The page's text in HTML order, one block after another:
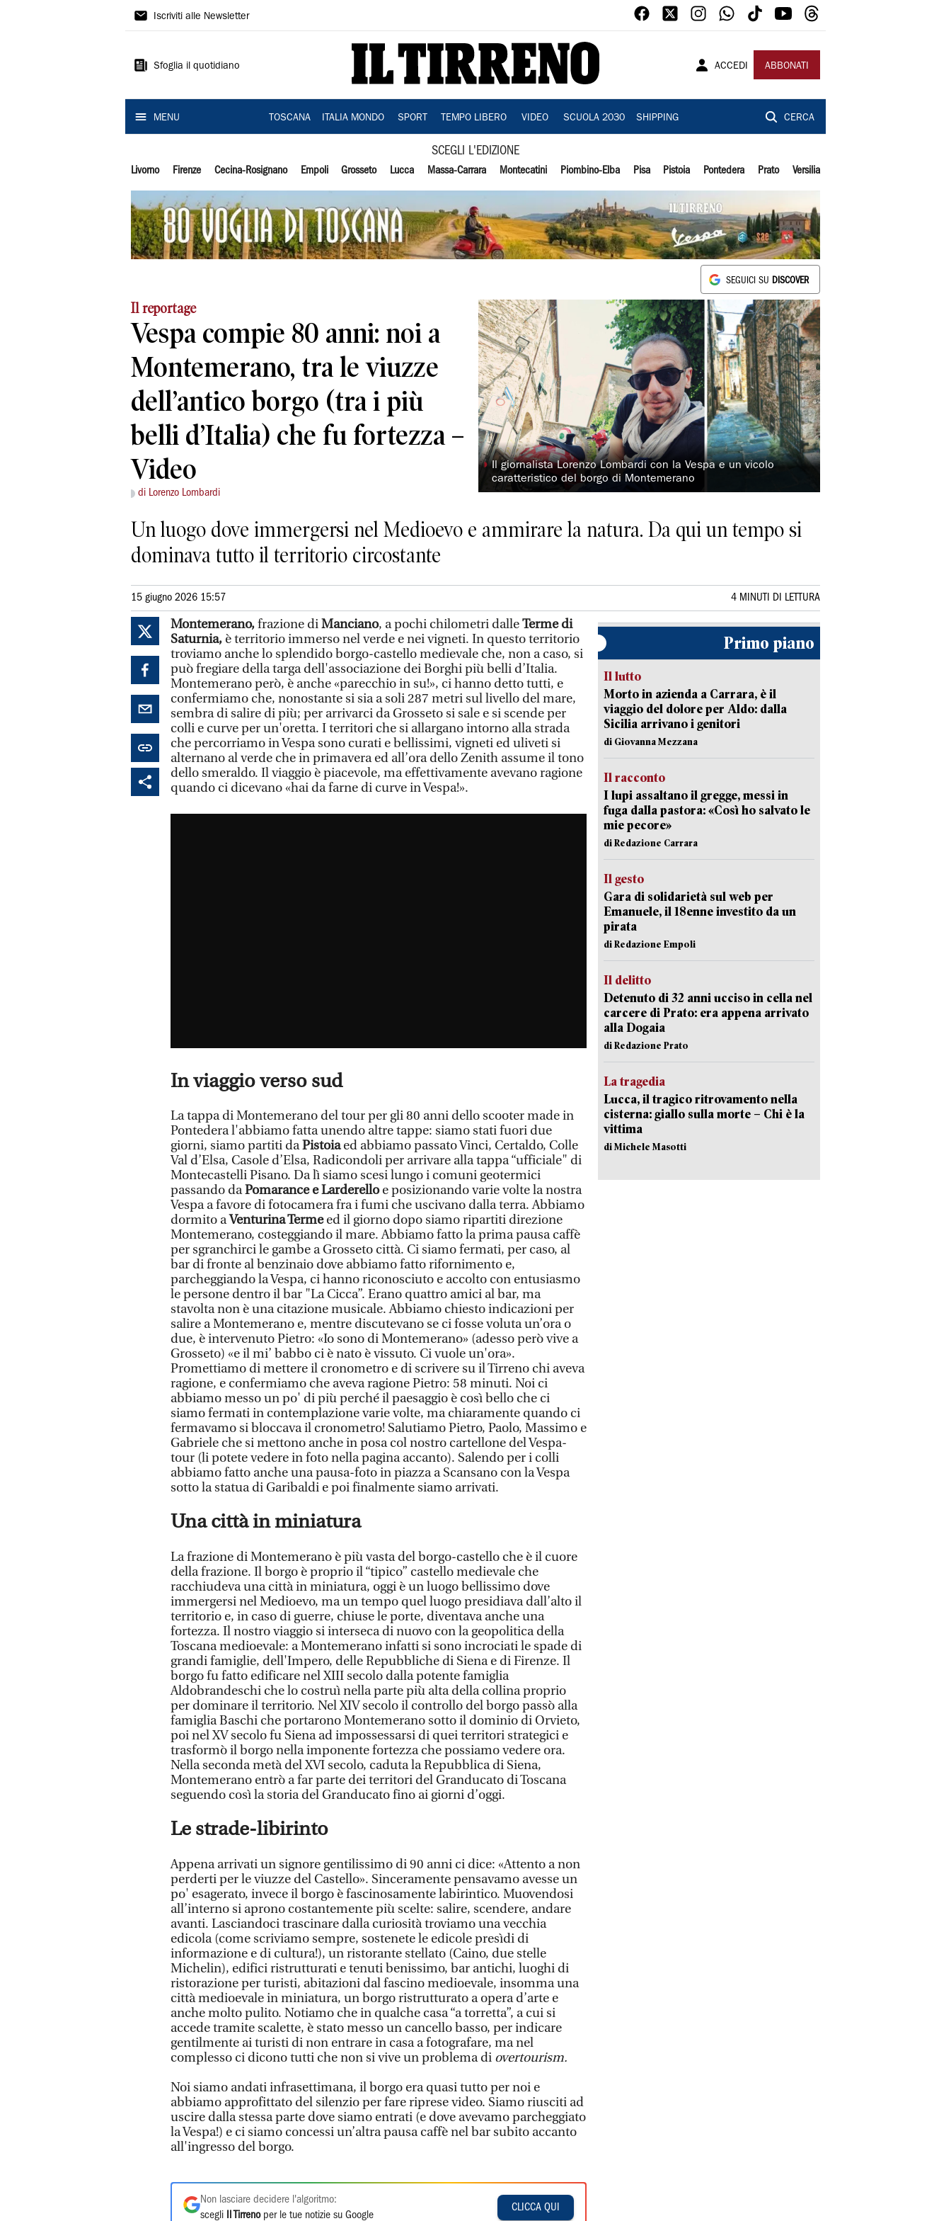
Il
Iscriviti alle Newsletter
Sfoglia il quotidiano ACCEDI ABBONATI
MENU TOSCANA ITALIA MONDO SPORT TEMPO LIBERO VIDEO SCUOLA 2030 SHIPPING CERCA
SCEGLI L'EDIZIONE
Livorno Firenze Cecina-Rosignano Empoli Grosseto Lucca Massa-Carrara Montecatini Piombino-Elba Pisa Pistoia Pontedera Prato Versilia
SEGUICI SU DISCOVER
Il reportage
Vespa compie 80 anni: noi a
Montemerano, tra le viuzze
dell’antico borgo (tra i più
belli d’Italia) che fu fortezza –
Video
di Lorenzo Lombardi
◗ Il giornalista Lorenzo Lombardi con la Vespa e un vicolo
caratteristico del borgo di Montemerano
Un luogo dove immergersi nel Medioevo e ammirare la natura. Da qui un tempo si
dominava tutto il territorio circostante
15 giugno 2026 15:57 4 MINUTI DI LETTURA
Montemerano,frazione diManciano, a pochi chilometri dalleTerme di
Saturnia, è territorio immerso nel verde e nei vigneti. In questo territorio
troviamo anche lo splendido borgo-castello medievale che, non a caso, si
può fregiare della targa dell'associazione dei Borghi più belli d’Italia.
Montemerano però, è anche «parecchio in su!», ci hanno detto tutti, e
confermiamo che, nonostante si sia a soli 287 metri sul livello del mare,
sembra di salire di più; per arrivarci da Grosseto si sale e si scende per
colli e curve per un'oretta. I territori che si allargano intorno alla strada
che percorriamo in Vespa sono curati e bellissimi, vigneti ed uliveti si
alternano al verde che in primavera ed all’ora dello Zenith assume il tono
dello smeraldo. Il viaggio è piacevole, ma effettivamente avevano ragione
quando ci dicevano «hai da farne di curve in Vespa!».
In viaggio verso sud
La tappa di Montemerano del tour per gli 80 anni dello scooter made in
Pontedera l'abbiamo fatta unendo altre tappe: siamo stati fuori due
giorni, siamo partiti daPistoiaed abbiamo passato Vinci, Certaldo, Colle
Val d’Elsa, Casole d’Elsa, Radicondoli per arrivare alla tappa “ufficiale" di
Montecastelli Pisano. Da lì siamo scesi lungo i comuni geotermici
passando daPomarance e Larderelloe posizionando varie volte la nostra
Vespa a favore di fotocamera fra i fumi che uscivano dalla terra. Abbiamo
dormito aVenturina Termeed il giorno dopo siamo ripartiti direzione
Montemerano, costeggiando il mare. Abbiamo fatto la prima pausa caffè
per sgranchirci le gambe a Grosseto città. Ci siamo fermati, per caso, al
bar di fronte al benzinaio dove abbiamo fatto rifornimento e,
parcheggiando la Vespa, ci hanno riconosciuto e accolto con entusiasmo
le persone dentro il bar "La Cicca”. Erano quattro amici al bar, ma
stavolta non è una citazione musicale. Abbiamo chiesto indicazioni per
salire a Montemerano e, mentre discutevano se ci fosse voluta un’ora o
due, è intervenuto Pietro: «Io sono di Montemerano» (adesso però vive a
Grosseto) «e il mi’ babbo ci è nato è vissuto. Ci vuole un'ora».
Promettiamo di mettere il cronometro e di scrivere su il Tirreno chi aveva
ragione, e confermiamo che aveva ragione Pietro: 58 minuti. Noi ci
abbiamo messo un po' di più perché il paesaggio è così bello che ci
siamo fermati in contemplazione varie volte, ma chiaramente quando ci
fermavamo si bloccava il cronometro! Salutiamo Pietro, Paolo, Massimo e
Gabriele che si mettono anche in posa col nostro cartellone del Vespa-
tour (li potete vedere in foto nella pagina accanto). Salendo per i colli
abbiamo fatto anche una pausa-foto in piazza a Scansano con la Vespa
sotto la statua di Garibaldi e poi finalmente siamo arrivati.
Una città in miniatura
La frazione di Montemerano è più vasta del borgo-castello che è il cuore
della frazione. Il borgo è proprio il “tipico” castello medievale che
racchiudeva una città in miniatura, oggi è un luogo bellissimo dove
immergersi nel Medioevo, ma un tempo quel luogo presidiava dall’alto il
territorio e, in caso di guerre, chiuse le porte, diventava anche una
fortezza. Il nostro viaggio si interseca di nuovo con la geopolitica della
Toscana medioevale: a Montemerano infatti si sono incrociati le spade di
grandi famiglie, dell'Impero, delle Repubbliche di Siena e di Firenze. Il
borgo fu fatto edificare nel XIII secolo dalla potente famiglia
Aldobrandeschi che lo costruì nella parte più alta della collina proprio
per dominare il territorio. Nel XIV secolo il controllo del borgo passò alla
famiglia Baschi che portarono Montemerano sotto il dominio di Orvieto,
poi nel XV secolo fu Siena ad impossessarsi di quei territori strategici e
trasformò il borgo nella imponente fortezza che possiamo vedere ora.
Nella seconda metà del XVI secolo, caduta la Repubblica di Siena,
Montemerano entrò a far parte dei territori del Granducato di Toscana
seguendo così la storia del Granducato fino ai giorni d’oggi.
Le strade-libirinto
Appena arrivati un signore gentilissimo di 90 anni ci dice: «Attento a non
perderti per le viuzze del Castello». Sinceramente pensavamo avesse un
po' esagerato, invece il borgo è fascinosamente labirintico. Muovendosi
all’interno si aprono costantemente più scelte: salire, scendere, andare
avanti. Lasciandoci trascinare dalla curiosità troviamo una vecchia
edicola (come scriviamo sempre, sostenete le edicole presìdi di
informazione e di cultura!), un ristorante stellato (Caino, due stelle
Michelin), edifici ristrutturati e tenuti benissimo, bar antichi, luoghi di
ristorazione per turisti, abitazioni dal fascino medioevale, insomma una
città medioevale in miniatura, un borgo ristrutturato a opera d’arte e
anche molto pulito. Notiamo che in qualche casa “a torretta”, a cui si
accede tramite scalette, è stato messo un cancello basso, per indicare
gentilmente ai turisti di non entrare in casa a fotografare, ma nel
complesso ci dicono tutti che non si vive un problema di overtourism.
Noi siamo andati infrasettimana, il borgo era quasi tutto per noi e
abbiamo approfittato del silenzio per fare riprese video. Siamo riusciti ad
uscire dalla stessa parte dove siamo entrati (e dove avevamo parcheggiato
la Vespa!) e ci siamo concessi un’altra pausa caffè nel bar subito accanto
all'ingresso del borgo.
Non lasciare decidere l'algoritmo:
scegli
Il Tirrenoper le tue notizie su Google
CLICCA QUI
Primo piano
Il lutto
Morto in azienda a Carrara, è il
viaggio del dolore per Aldo: dalla
Sicilia arrivano i genitori
di Giovanna Mezzana
Il racconto
I lupi assaltano il gregge, messi in
fuga dalla pastora: «Così ho salvato le
mie pecore»
di Redazione Carrara
Il gesto
Gara di solidarietà sul web per
Emanuele, il 18enne investito da un
pirata
di Redazione Empoli
Il delitto
Detenuto di 32 anni ucciso in cella nel
carcere di Prato: era appena arrivato
alla Dogaia
di Redazione Prato
La tragedia
Lucca, il tragico ritrovamento nella
cisterna: giallo sulla morte – Chi è la
vittima
di Michele Masotti